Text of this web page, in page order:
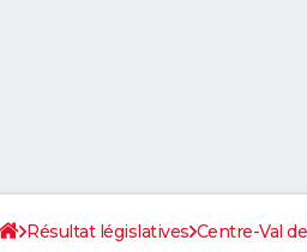
Résultat législatives Centre-Val